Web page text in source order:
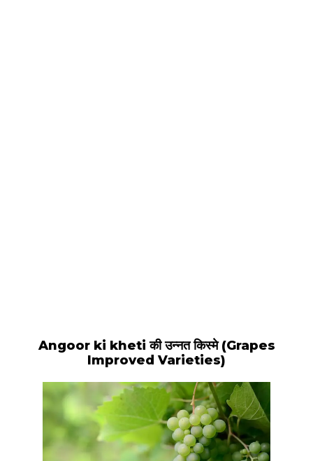
Angoor ki kheti की उन्नत किस्मे (Grapes
Improved Varieties)